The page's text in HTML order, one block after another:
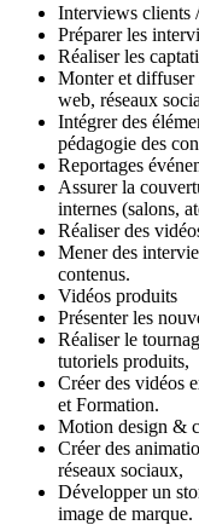
Interviews clients
Préparer les
Réaliser les
Monter et diffuser
web, réseaux
Intégrer des
pédagogie des
Reportages
Assurer la
internes (salons,
Réaliser des
Mener des
contenus.
Vidéos produits
Présenter les
Réaliser le
tutoriels produits,
Créer des vidéos
et Formation.
Motion design &
Créer des
réseaux sociaux,
Développer un
image de marque.